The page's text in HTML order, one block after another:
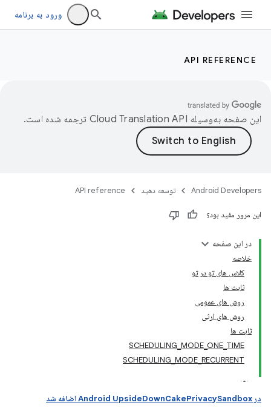
ورود به برنامه
API REFERENCE
این صفحه به‌وسیله ترجمه شده است.
Android Developers توسعه دهید API reference
این مرور مفید بود؟
در این صفحه
خلاصه
کلاس های تو در تو
ثابت ها
روش های عمومی
روش های ارثی
ثابت ها
SCHEDULING_MODE_ONE_TIME
SCHEDULING_MODE_RECURRENT
در Android UpsideDownCakePrivacySandbox اضافه شد